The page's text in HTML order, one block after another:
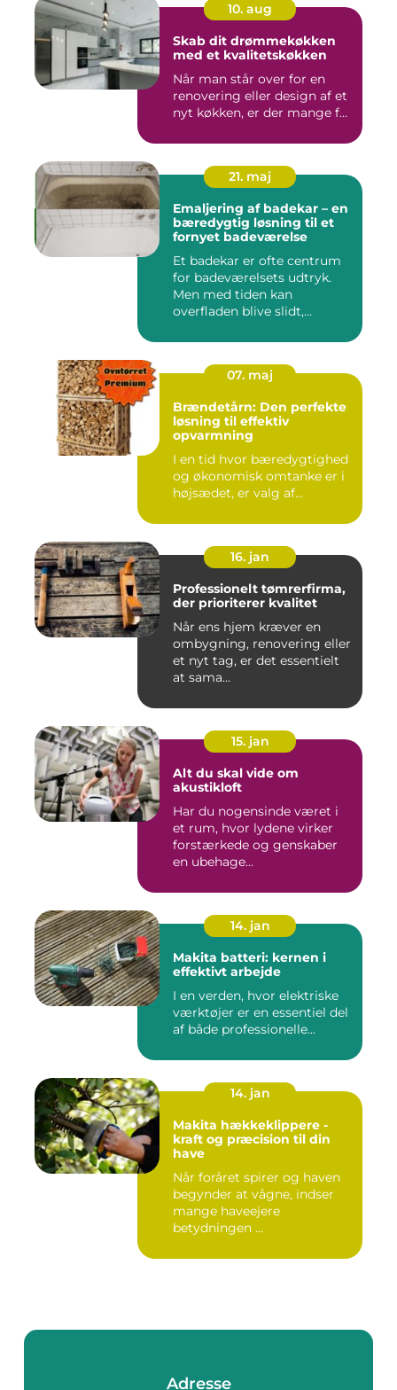
10. aug
Skab dit drømmekøkken
med et kvalitetskøkken
Når man står over for en
renovering eller design af et
nyt køkken, er der mange f...
21. maj
Emaljering af badekar – en
bæredygtig løsning til et
fornyet badeværelse
Et badekar er ofte centrum
for badeværelsets udtryk.
Men med tiden kan
overfladen blive slidt,...
07. maj
Brændetårn: Den perfekte
løsning til effektiv
opvarmning
I en tid hvor bæredygtighed
og økonomisk omtanke er i
højsædet, er valg af...
16. jan
Professionelt tømrerfirma,
der prioriterer kvalitet
Når ens hjem kræver en
ombygning, renovering eller
et nyt tag, er det essentielt
at sama...
15. jan
Alt du skal vide om
akustikloft
Har du nogensinde været i
et rum, hvor lydene virker
forstærkede og genskaber
en ubehage...
14. jan
Makita batteri: kernen i
effektivt arbejde
I en verden, hvor elektriske
værktøjer er en essentiel del
af både professionelle...
14. jan
Makita hækkeklippere -
kraft og præcision til din
have
Når foråret spirer og haven
begynder at vågne, indser
mange haveejere
betydningen ...
Adresse